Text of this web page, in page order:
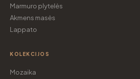
Marmuro plytelės
Akmens masės
Lappato
KOLEKCIJOS
Mozaika